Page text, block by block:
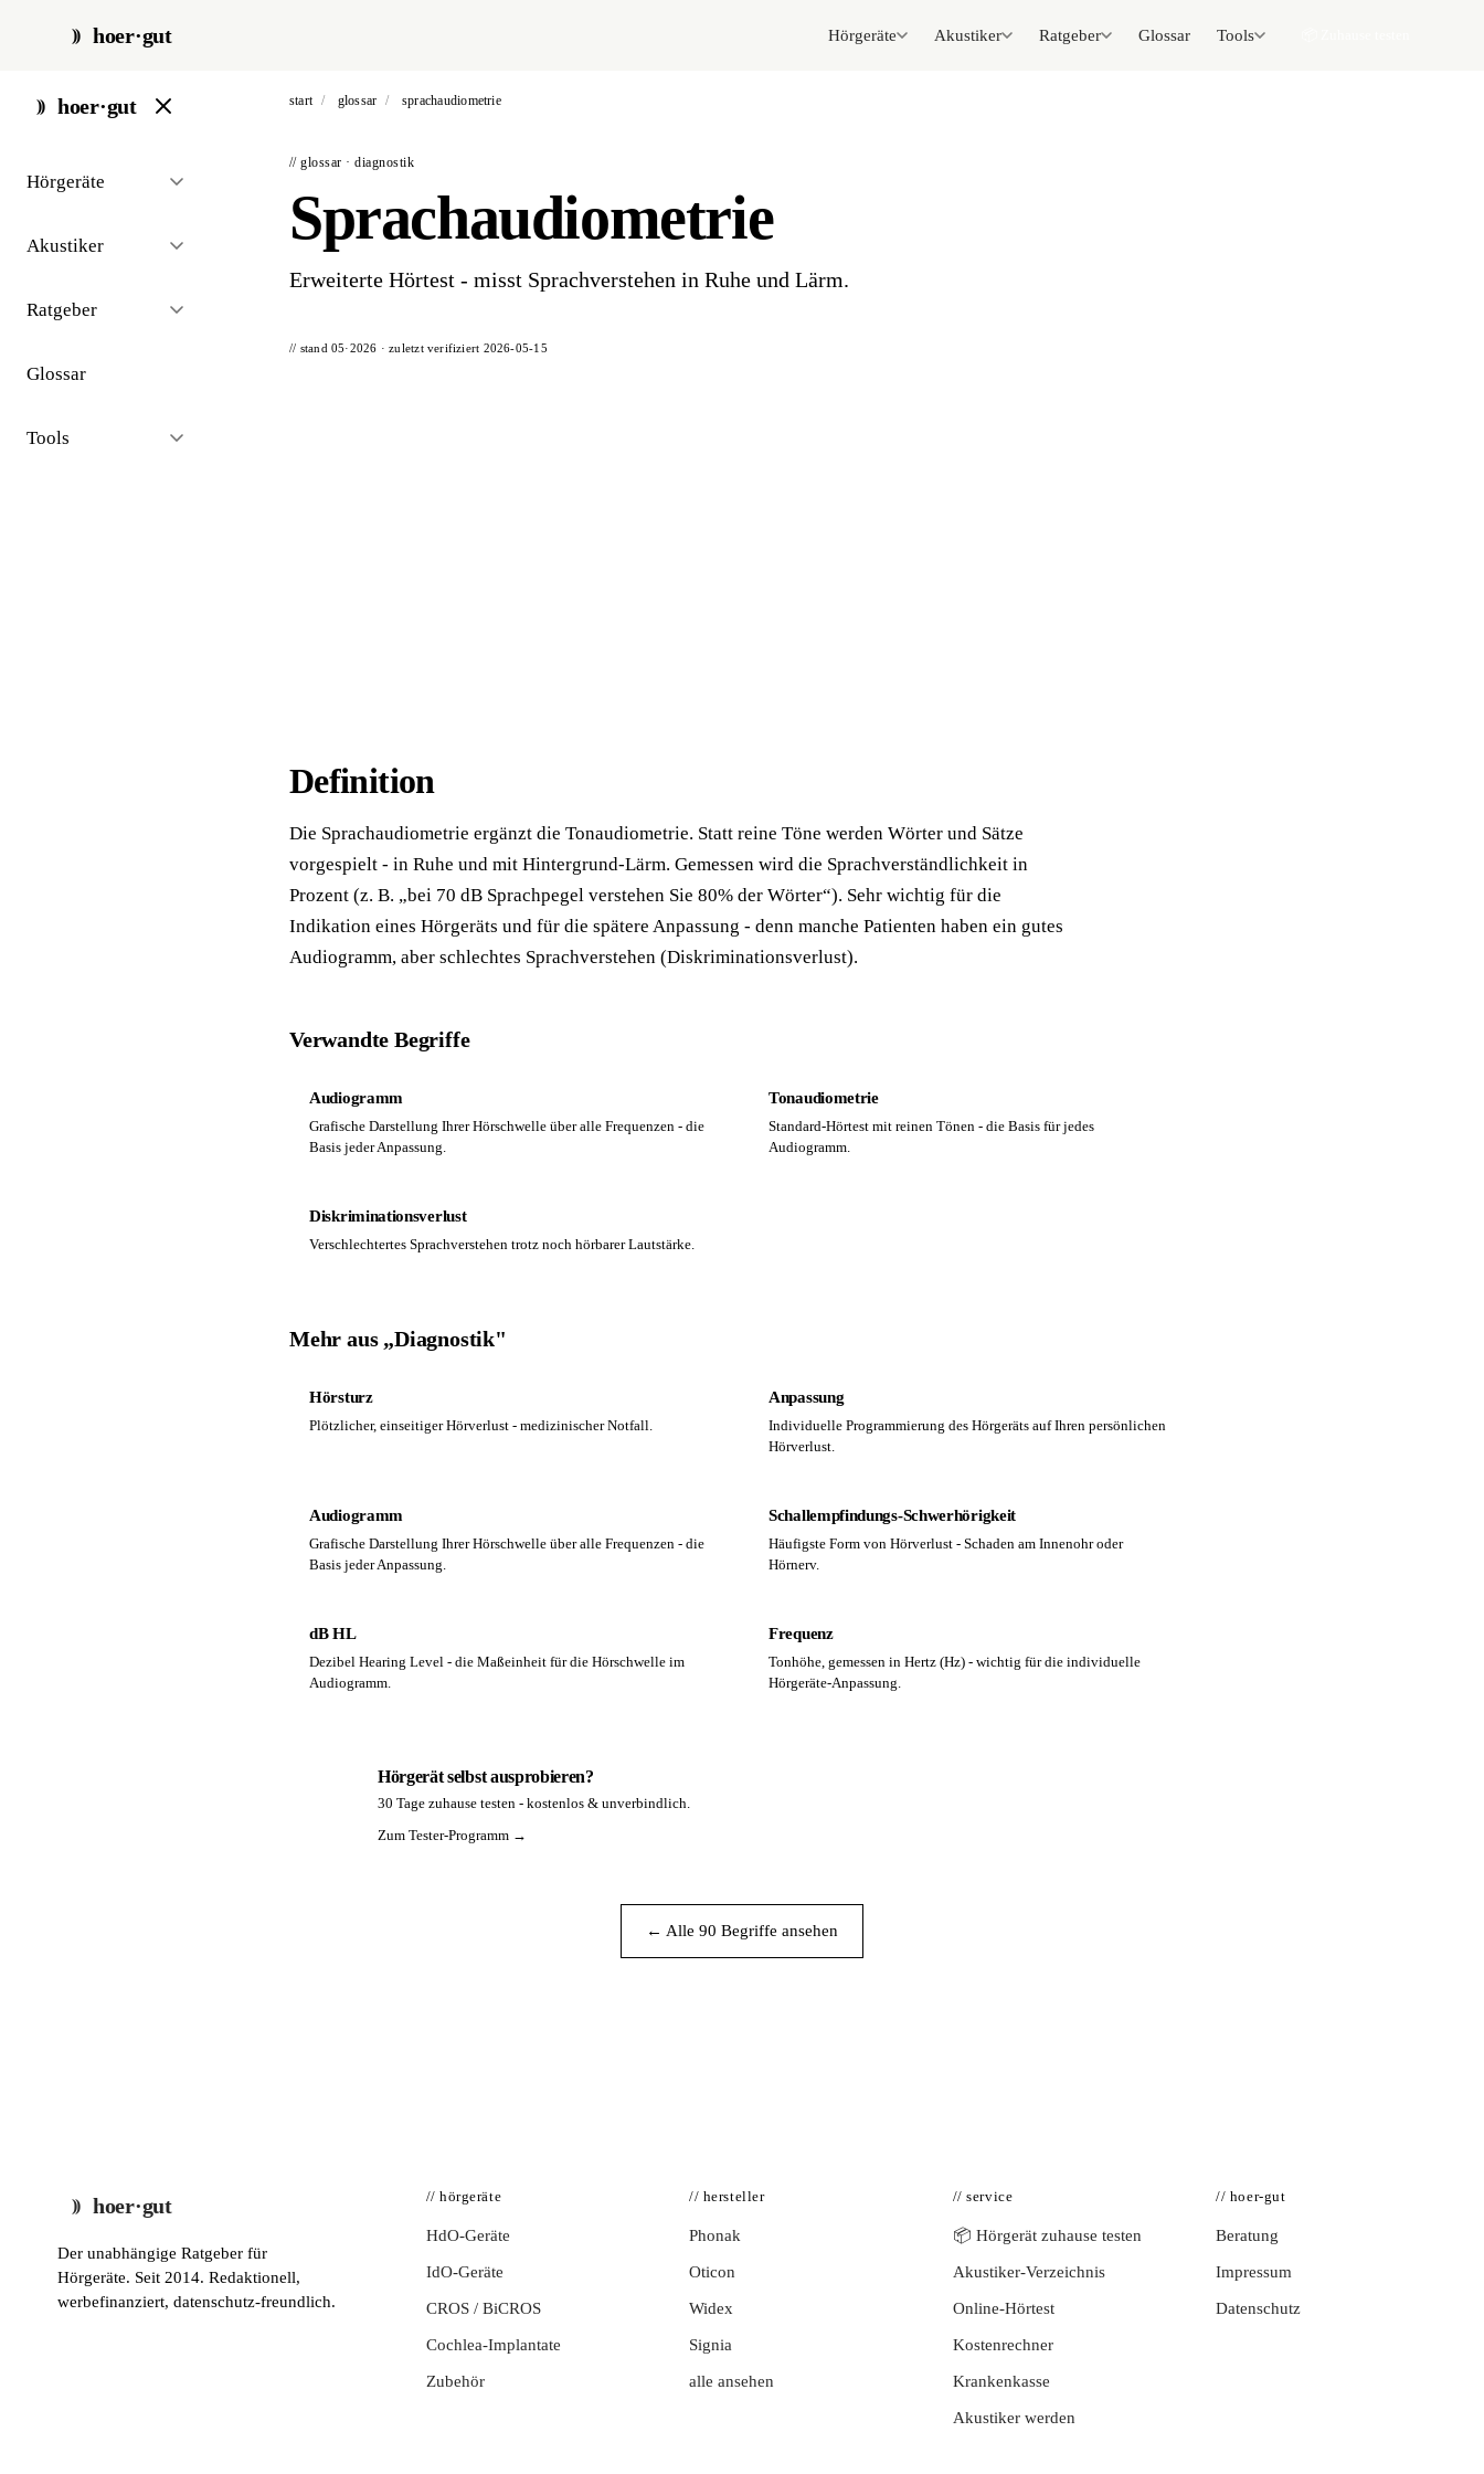
hoer·gut Hörgeräte Akustiker Ratgeber Glossar Tools
hoer·gut
Hörgeräte
Akustiker
Ratgeber
Glossar
Tools
start / glossar / sprachaudiometrie
// glossar · diagnostik
Sprachaudiometrie
Erweiterte Hörtest - misst Sprachverstehen in Ruhe und Lärm.
// stand 05·2026 · zuletzt verifiziert 2026-05-15
Definition
Die Sprachaudiometrie ergänzt die Tonaudiometrie. Statt reine Töne werden Wörter und Sätze
vorgespielt - in Ruhe und mit Hintergrund-Lärm. Gemessen wird die Sprachverständlichkeit in
Prozent (z. B. „bei 70 dB Sprachpegel verstehen Sie 80% der Wörter“). Sehr wichtig für die
Indikation eines Hörgeräts und für die spätere Anpassung - denn manche Patienten haben ein gutes
Audiogramm, aber schlechtes Sprachverstehen (Diskriminationsverlust).
Verwandte Begriffe
Audiogramm
Grafische Darstellung Ihrer Hörschwelle über alle Frequenzen - die
Basis jeder Anpassung.
Tonaudiometrie
Standard-Hörtest mit reinen Tönen - die Basis für jedes
Audiogramm.
Diskriminationsverlust
Verschlechtertes Sprachverstehen trotz noch hörbarer Lautstärke.
Mehr aus „Diagnostik"
Hörsturz
Plötzlicher, einseitiger Hörverlust - medizinischer Notfall.
Anpassung
Individuelle Programmierung des Hörgeräts auf Ihren persönlichen
Hörverlust.
Audiogramm
Grafische Darstellung Ihrer Hörschwelle über alle Frequenzen - die
Basis jeder Anpassung.
Schallempfindungs-Schwerhörigkeit
Häufigste Form von Hörverlust - Schaden am Innenohr oder
Hörnerv.
dB HL
Dezibel Hearing Level - die Maßeinheit für die Hörschwelle im
Audiogramm.
Frequenz
Tonhöhe, gemessen in Hertz (Hz) - wichtig für die individuelle
Hörgeräte-Anpassung.
Hörgerät selbst ausprobieren?
30 Tage zuhause testen - kostenlos & unverbindlich.
Zum Tester-Programm →
← Alle 90 Begriffe ansehen
hoer·gut
Der unabhängige Ratgeber für
Hörgeräte. Seit 2014. Redaktionell,
werbefinanziert, datenschutz-freundlich.
// hörgeräte
HdO-Geräte
IdO-Geräte
CROS / BiCROS
Cochlea-Implantate
Zubehör
// hersteller
Phonak
Oticon
Widex
Signia
alle ansehen
// service
📦 Hörgerät zuhause testen
Akustiker-Verzeichnis
Online-Hörtest
Kostenrechner
Krankenkasse
Akustiker werden
// hoer-gut
Beratung
Impressum
Datenschutz